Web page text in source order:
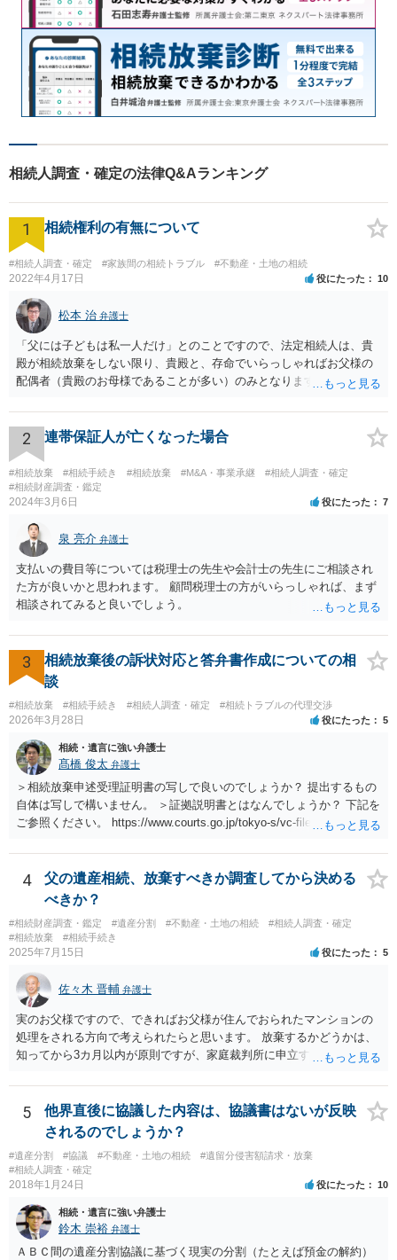
相続人調査・確定の法律Q&Aランキング
1 相続権利の有無について
#相続人調査・確定 #家族間の相続トラブル #不動産・土地の相続
2022年4月17日 役にたった 10
松本 治 弁護士
「父には子どもは私一人だけ」とのことですので、法定相続人は、貴
殿が相続放棄をしない限り、貴殿と、存命でいらっしゃればお父様の
配偶者（貴殿のお母様であることが多い）のみとなります。遺言がな
2 連帯保証人が亡くなった場合
#相続放棄 #相続手続き #相続放棄 #M&A・事業承継
#相続人調査・確定
#相続財産調査・鑑定
2024年3月6日 役にたった 7
泉 亮介 弁護士
支払いの費目等については税理士の先生や会計士の先生にご相談され
た方が良いかと思われます。 顧問税理士の方がいらっしゃれば、まず
相談されてみると良いでしょう。
3
相続放棄後の訴状対応と答弁書作成についての相
談
#相続放棄 #相続手続き #相続人調査・確定 #相続トラブルの代理交渉
2026年3月28日 役にたった 5
相続・遺言に強い弁護士
髙橋 俊太 弁護士
＞相続放棄申述受理証明書の写しで良いのでしょうか？ 提出するもの
自体は写しで構いません。 ＞証拠説明書とはなんでしょうか？ 下記を
ご参照ください。 https://www.courts.go.jp/tokyo-s/vc-files/tokyo-s/file/
4
父の遺産相続、放棄すべきか調査してから決める
べきか？
#相続財産調査・鑑定 #遺産分割 #不動産・土地の相続
#相続人調査・確定
#相続放棄
#相続手続き
2025年7月15日 役にたった 5
佐々木 晋輔 弁護士
実のお父様ですので、できればお父様が住んでおられたマンションの
処理をされる方向で考えられたらと思います。 放棄するかどうかは、
知ってから3カ月以内が原則ですが、家庭裁判所に申立すれば3カ月の
放棄するかどうか決めることができます。 銀行やサラ金が数年も放置
することはありませんので、数年後に借金が発見される可能性はほぼ
ありません。 なお、私が扱った相続放棄を検討していた案件で、期間
伸長して調査したところ、サラ金に対する過払金など相当な財産が見
つかったため相続したという事例がありました。
5
他界直後に協議した内容は、協議書はないが反映
されるのでしょうか？
#遺産分割 #協議 #不動産・土地の相続
#遺留分侵害額請求・放棄
#相続人調査・確定
2018年1月24日 役にたった 10
相続・遺言に強い弁護士
鈴木 崇裕 弁護士
ＡＢＣ間の遺産分割協議に基づく現実の分割（たとえば預金の解約）